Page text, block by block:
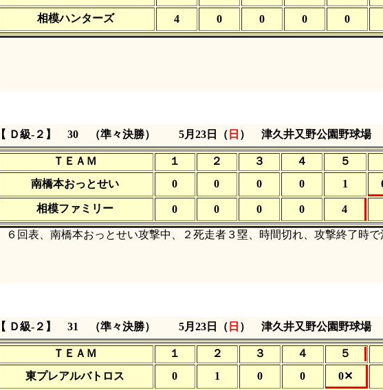
相模ハンターズ 4 0 0 0 0
【 Ｄ級‐２】 30 （準々決勝） 5月23日（ 日 ） 津久井又野公園野球場
ＴＥＡＭ １ ２ ３ ４ ５
南橋本おっとせい
0 0 0 0 1
相模ファミリー 0 0 0 0 4
６回表、南橋本おっとせい攻撃中、２死走者３塁、時間切れ、攻撃終了時で
【 Ｄ級‐２】 31 （準々決勝） 5月23日（ 日 ） 津久井又野公園野球場
ＴＥＡＭ １ ２ ３ ４ ５
東プレアルバトロス
0 1 0 0 0✕